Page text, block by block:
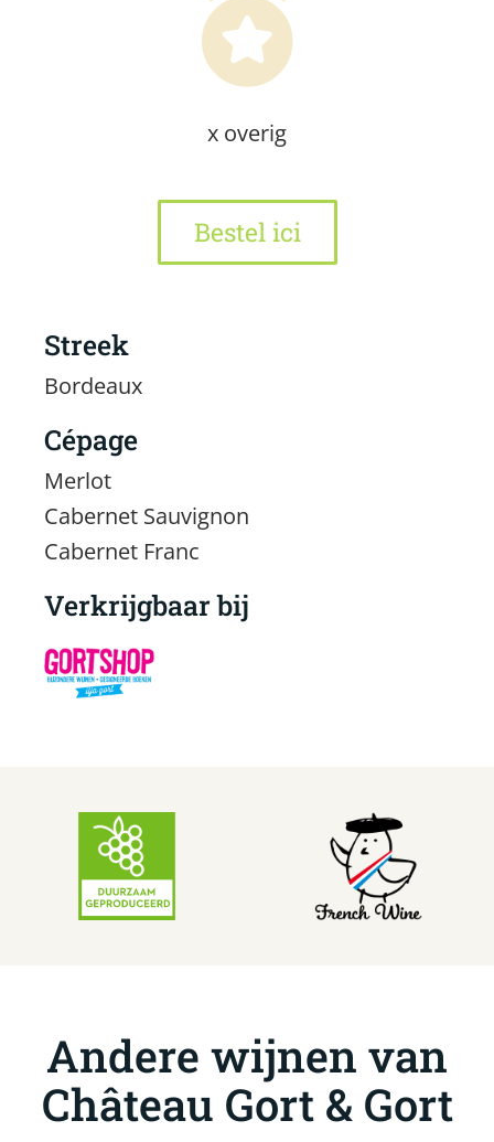
x overig
Bestel ici
Streek
Bordeaux
Cépage
Merlot
Cabernet Sauvignon
Cabernet Franc
Verkrijgbaar bij
Andere wijnen van
Château Gort & Gort